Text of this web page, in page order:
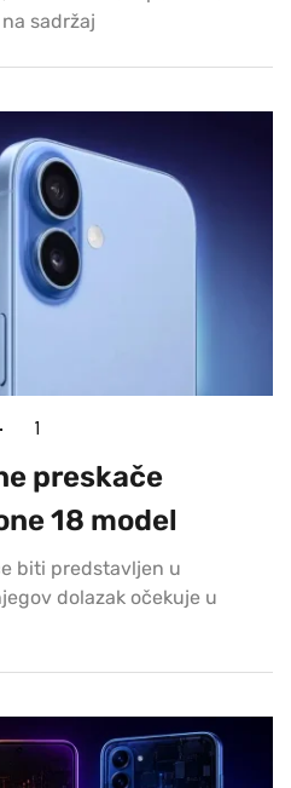
sadržaj
1
preskače
18 model
biti predstavljen u
dolazak očekuje u